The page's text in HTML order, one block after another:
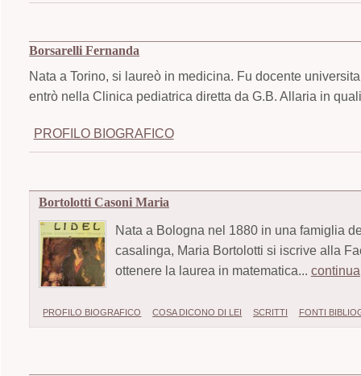
Borsarelli Fernanda
Nata a Torino, si laureò in medicina. Fu docente
entrò nella Clinica pediatrica diretta da G.B. Allaria in
PROFILO BIOGRAFICO
Bortolotti Casoni Maria
Nata a Bologna nel 1880 in una famiglia
casalinga, Maria Bortolotti si iscrive alla
ottenere la laurea in matematica... continua
PROFILO BIOGRAFICO COSA DICONO DI LEI SCRITTI FONTI